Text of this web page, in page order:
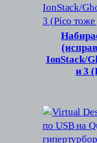
IonStack/
и 3